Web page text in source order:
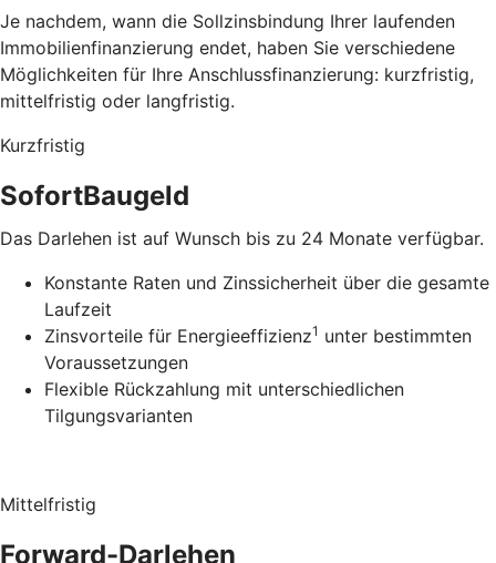
Je nachdem, wann die Sollzinsbindung Ihrer laufenden
Immobilienfinanzierung endet, haben Sie verschiedene
Möglichkeiten für Ihre Anschlussfinanzierung: kurzfristig,
mittelfristig oder langfristig.
Kurzfristig
SofortBaugeld
Das Darlehen ist auf Wunsch bis zu 24 Monate verfügbar.
Konstante Raten und Zinssicherheit über die gesamte
Laufzeit
Zinsvorteile für Energieeffizienz1 unter bestimmten
Voraussetzungen
Flexible Rückzahlung mit unterschiedlichen
Tilgungsvarianten
Mittelfristig
Forward-Darlehen